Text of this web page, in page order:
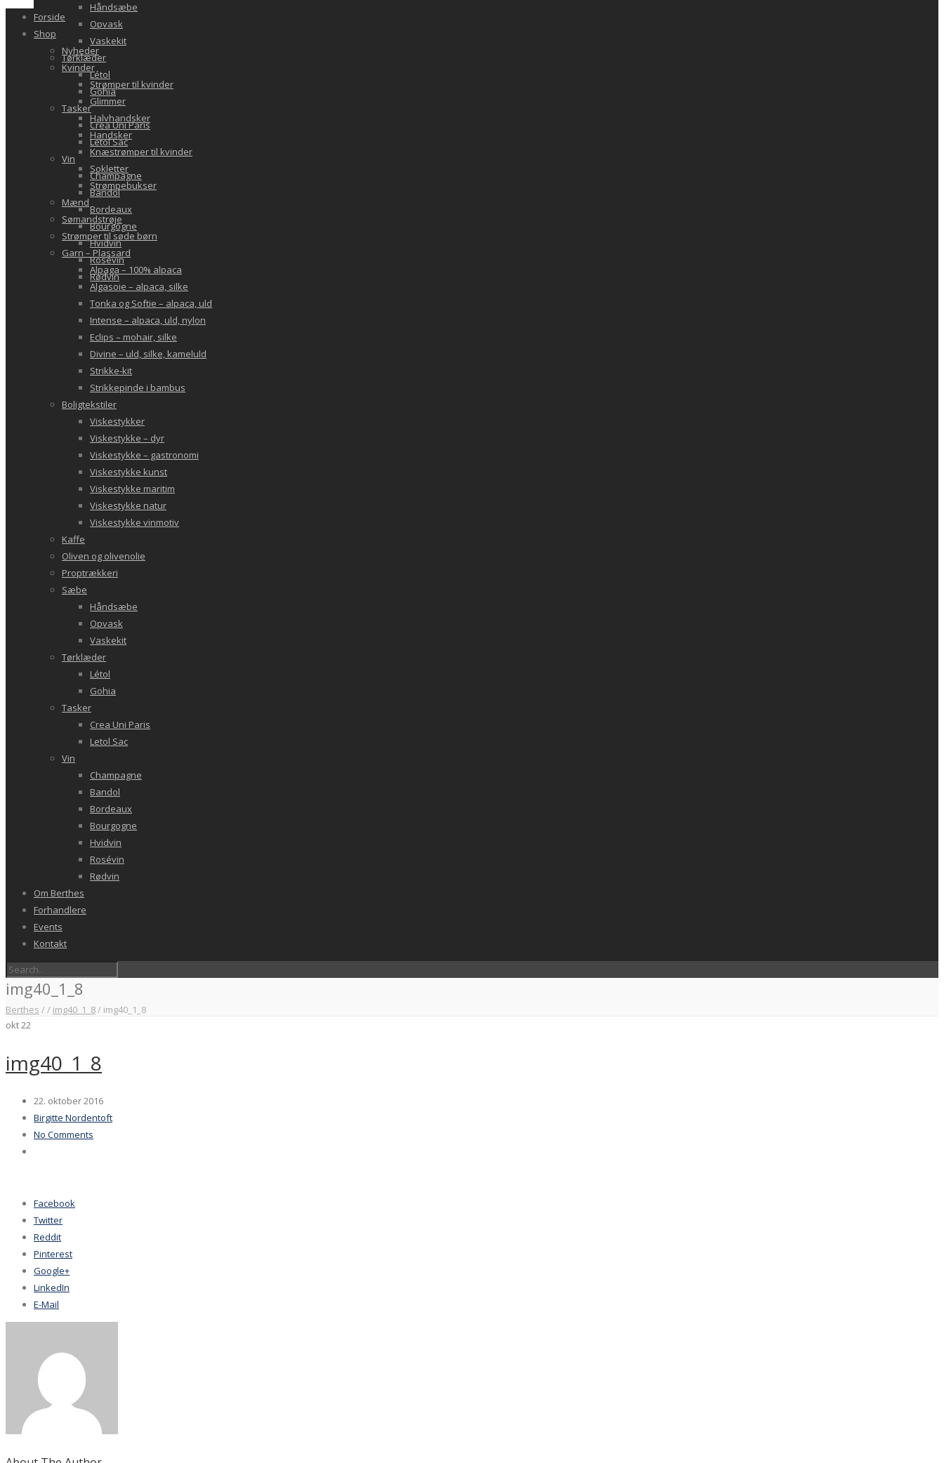
Håndsæbe
Opvask
Vaskekit
Tørklæder
Létol
Gohia
Tasker
Crea Uni Paris
Letol Sac
Vin
Champagne
Bandol
Bordeaux
Bourgogne
Hvidvin
Rosévin
Rødvin
Forside
Shop
Nyheder
Kvinder
Strømper til kvinder
Glimmer
Halvhandsker
Handsker
Knæstrømper til kvinder
Sokletter
Strømpebukser
Mænd
Sømandstrøje
Strømper til søde børn
Garn – Plassard
Alpaga – 100% alpaca
Algasoie – alpaca, silke
Tonka og Softie – alpaca, uld
Intense – alpaca, uld, nylon
Eclips – mohair, silke
Divine – uld, silke, kameluld
Strikke-kit
Strikkepinde i bambus
Boligtekstiler
Viskestykker
Viskestykke – dyr
Viskestykke – gastronomi
Viskestykke kunst
Viskestykke maritim
Viskestykke natur
Viskestykke vinmotiv
Kaffe
Oliven og olivenolie
Proptrækkeri
Sæbe
Håndsæbe
Opvask
Vaskekit
Tørklæder
Létol
Gohia
Tasker
Crea Uni Paris
Letol Sac
Vin
Champagne
Bandol
Bordeaux
Bourgogne
Hvidvin
Rosévin
Rødvin
Om Berthes
Forhandlere
Events
Kontakt
img40_1_8
Berthes // img40_1_8/ img40_1_8
okt22
img40_1_8
22. oktober 2016
Birgitte Nordentoft
No Comments
Facebook
Twitter
Reddit
Pinterest
Google+
LinkedIn
E-Mail